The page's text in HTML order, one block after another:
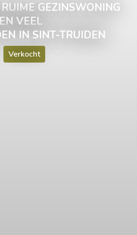
GEZINSWONING
VEEL
IN SINT-TRUIDEN
Verkocht